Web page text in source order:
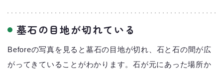
墓石の目地が切れている
Beforeの写真を見ると墓石の目地が切れ、石と石の間が広
がってきていることがわかります。石が元にあった場所か